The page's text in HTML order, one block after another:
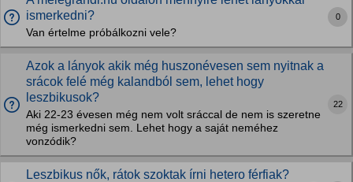
ismerkedni?
Van értelme próbálkozni vele?
0
Azok a lányok akik még huszonévesen sem nyitnak a
srácok felé még kalandból sem, lehet hogy
leszbikusok?
Aki 22-23 évesen még nem volt sráccal de nem is szeretne
még ismerkedni sem. Lehet hogy a saját neméhez
vonzódik?
22
Leszbikus nők, rátok szoktak írni hetero férfiak?